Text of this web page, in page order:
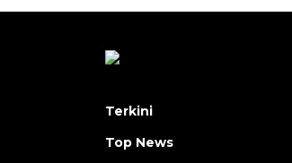
Terkini
Top News